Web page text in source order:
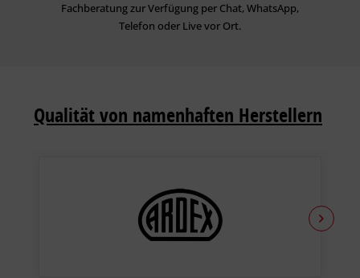
Fachberatung zur Verfügung per Chat, WhatsApp,
Telefon oder Live vor Ort.
Qualität von namenhaften Herstellern